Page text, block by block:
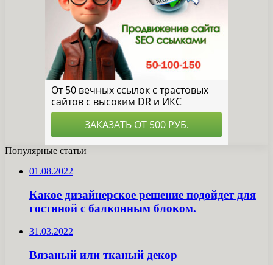
Популярные статьи
01.08.2022
Какое дизайнерское решение подойдет для
гостиной с балконным блоком.
31.03.2022
Вязаный или тканый декор